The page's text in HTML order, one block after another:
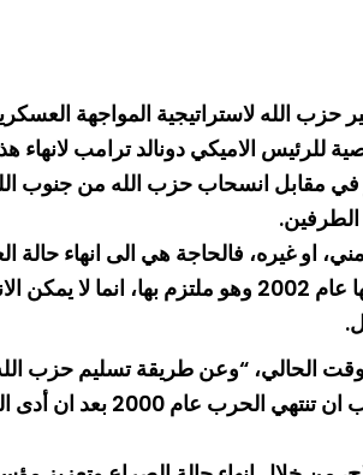
الله لاستراتيجية المواجهة
للرئيس الاميكي دونالد ترامب
انسحاب حزب الله من جنوب
غيره، فالحاجة هي الى انهاء حالة
عادل وشامل. وقال ان لبنان جزء من المبادرة العربية
الحالي، “وعن طريقة تسليم حزب
عون حزب الله نشأ كرد فعل